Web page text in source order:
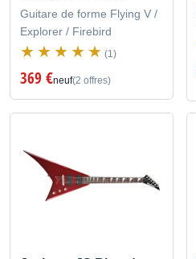
Guitare de forme Flying V /
Explorer / Firebird
(1)
369 €neuf(2 offres)